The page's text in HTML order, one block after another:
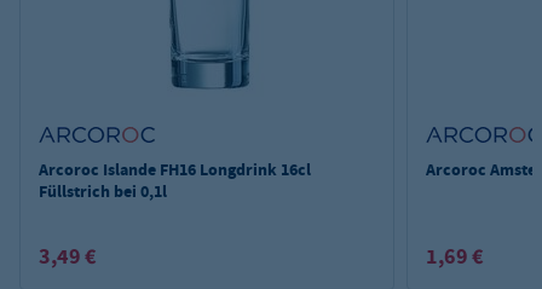
Arcoroc Islande FH16 Longdrink 16cl
Füllstrich bei 0,1l
3,49 €
Arcoroc
1,69 €